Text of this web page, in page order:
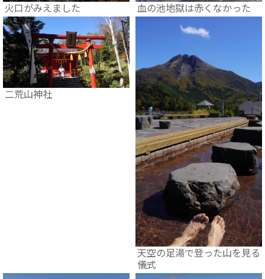
火口がみえました 血の池地獄は赤くなかった
二荒山神社
天空の足湯で登った山を見る
儀式